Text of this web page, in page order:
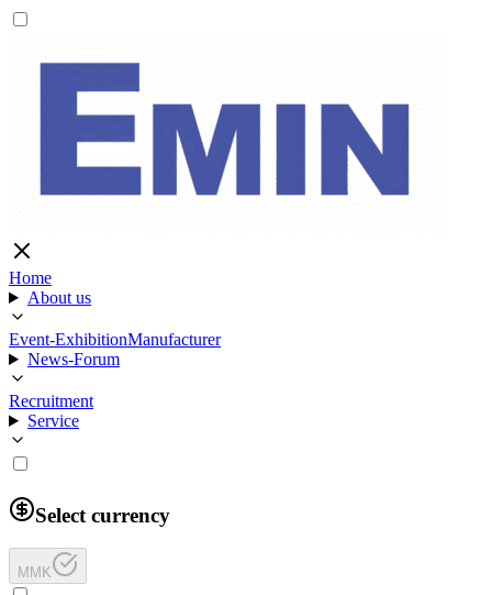
Home
About us
Event-ExhibitionManufacturer
News-Forum
Recruitment
Service
Select currency
MMK